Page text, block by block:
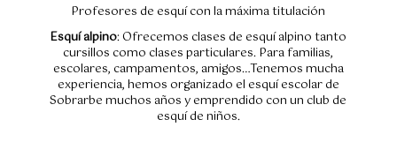
Profesores de esquí con la máxima titulación
Esquí alpino: Ofrecemos clases de esquí alpino tanto
cursillos como clases particulares. Para familias,
escolares, campamentos, amigos…Tenemos mucha
experiencia, hemos organizado el esquí escolar de
Sobrarbe muchos años y emprendido con un club de
esquí de niños.